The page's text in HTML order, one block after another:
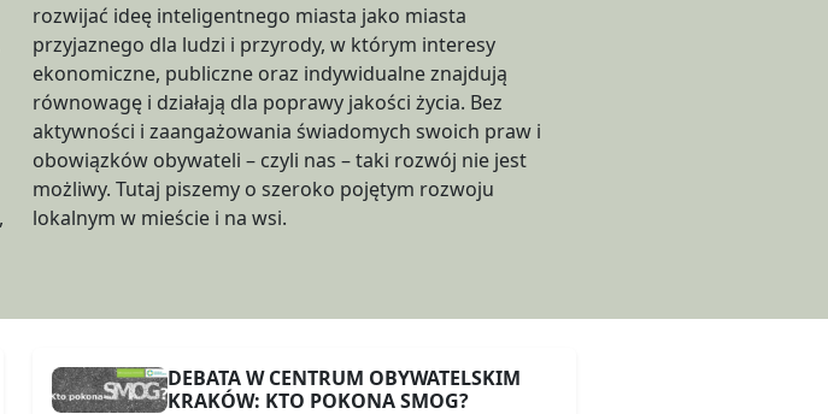
lokalnym w mieście i na wsi.
DEBATA W CENTRUM OBYWATELSKIM
KRAKÓW: KTO POKONA SMOG?